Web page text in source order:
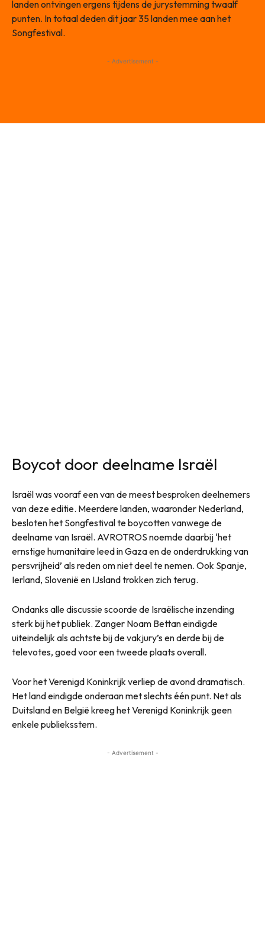
landen ontvingen ergens tijdens de jurystemming twaalf
punten. In totaal deden dit jaar 35 landen mee aan het
Songfestival.
- Advertisement -
Boycot door deelname Israël
Israël was vooraf een van de meest besproken deelnemers
van deze editie. Meerdere landen, waaronder Nederland,
besloten het Songfestival te boycotten vanwege de
deelname van Israël. AVROTROS noemde daarbij ‘het
ernstige humanitaire leed in Gaza en de onderdrukking van
persvrijheid’ als reden om niet deel te nemen. Ook Spanje,
Ierland, Slovenië en IJsland trokken zich terug.
Ondanks alle discussie scoorde de Israëlische inzending
sterk bij het publiek. Zanger Noam Bettan eindigde
uiteindelijk als achtste bij de vakjury’s en derde bij de
televotes, goed voor een tweede plaats overall.
Voor het Verenigd Koninkrijk verliep de avond dramatisch.
Het land eindigde onderaan met slechts één punt. Net als
Duitsland en België kreeg het Verenigd Koninkrijk geen
enkele publieksstem.
- Advertisement -